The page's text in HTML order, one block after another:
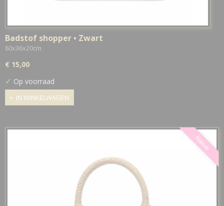
Badstof shopper • Zwart
60x36x20cm
€ 15,00
✓ Op voorraad
IN WINKELWAGEN
Nieuw